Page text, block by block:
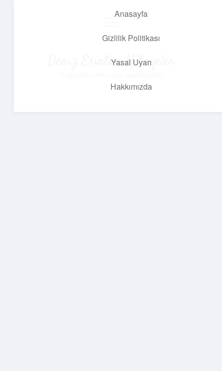
Anasayfa
Gizlilik Politikası
Yasal Uyarı
Hakkımızda
Deniz Esintisi Hikayeler